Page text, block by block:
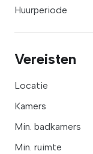
Huurperiode
Vereisten
Locatie
Kamers
Min. badkamers
Min. ruimte